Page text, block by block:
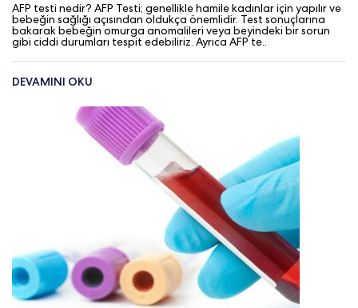
AFP testi nedir? AFP Testi; genellikle hamile kadınlar için yapılır ve
bebeğin sağlığı açısından oldukça önemlidir. Test sonuçlarına
bakarak bebeğin omurga anomalileri veya beyindeki bir sorun
gibi ciddi durumları tespit edebiliriz. Ayrıca AFP te..
DEVAMINI OKU